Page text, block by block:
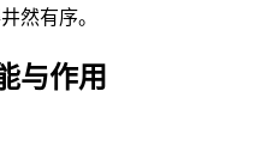
然有序。
与作用